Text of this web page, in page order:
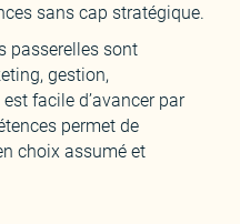
sans cap stratégique.
passerelles sont
gestion,
facile d’avancer par
permet de
choix assumé et